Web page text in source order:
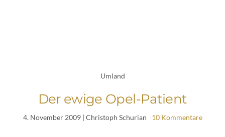
Umland
Der ewige Opel-Patient
4. November 2009| Christoph Schurian 10 Kommentare